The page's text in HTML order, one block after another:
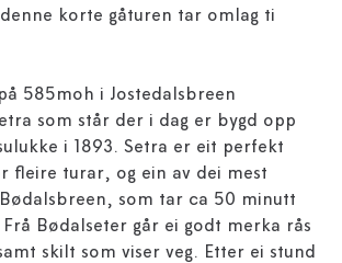
korte gåturen tar omlag ti
585moh i Jostedalsbreen
som står der i dag er bygd opp
i 1893. Setra er eit perfekt
fleire turar, og ein av dei mest
som tar ca 50 minutt
Bødalseter går ei godt merka rås
skilt som viser veg. Etter ei stund